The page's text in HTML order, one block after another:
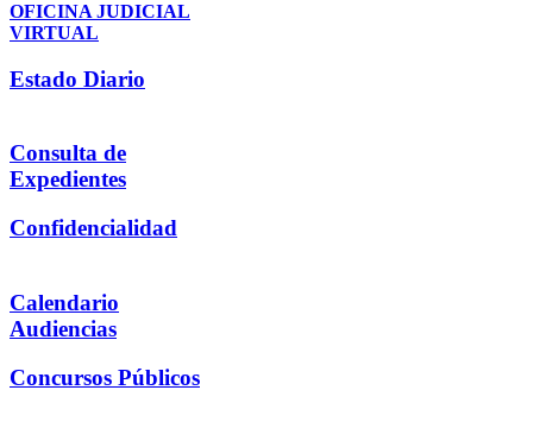
OFICINA JUDICIAL
VIRTUAL
Estado Diario
Consulta de
Expedientes
Confidencialidad
Calendario
Audiencias
Concursos Públicos